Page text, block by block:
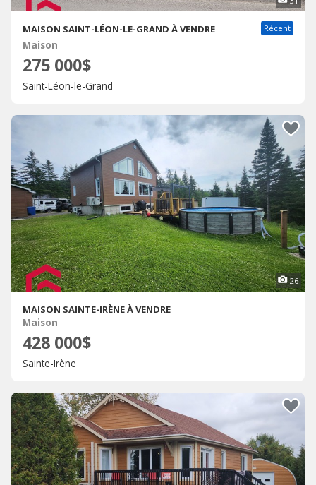
MAISON SAINT-LÉON-LE-GRAND À VENDRE Récent
Maison
275 000$
Saint-Léon-le-Grand
26
MAISON SAINTE-IRÈNE À VENDRE
Maison
428 000$
Sainte-Irène